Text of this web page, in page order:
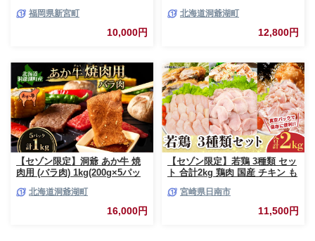
【150g×20個】【訳あり】【北
海道・沖縄・離島へ配送不可】
福岡県新宮町
10,000円
肉屋 手作り 小分け ジューシー
おかず 本格的 簡単 調理 グルメ
お取り寄せ お肉屋 たどころ 送
北海道洞爺湖町
12,800円
【セゾン限定】洞爺 あか牛 焼
肉用 (バラ肉) 1kg(200g×5パッ
ーベキュー おうち焼肉 BBQ ジ
ューシー ヘルシー 赤身本来の
北海道洞爺湖町
16,000円
【セゾン限定】若鶏 3種類 セッ
ト 合計2kg 鶏肉 国産 チキン も
しささみ 小分け 便利 食べ比べ
おかず お弁当 おつまみ 食品 真
空パック 焼肉 万能食材 からあ
宮崎県日南市
11,500円